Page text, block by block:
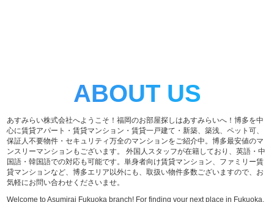
ABOUT US
あすみらい株式会社へようこそ！福岡のお部屋探しはあすみらいへ！博多を中
心に賃貸アパート・賃貸マンション・賃貸一戸建て・新築、築浅、ペット可、
保証人不要物件・セキュリティ万全のマンションをご紹介中。博多最安値のマ
ンスリーマンションもございます。 外国人スタッフが在籍しており、英語・中
国語・韓国語での対応も可能です。単身者向け賃貸マンション、ファミリー賃
貸マンションなど、博多エリア以外にも、取扱い物件多数ございますので、お
気軽にお問い合わせくださいませ。
Welcome to Asumirai Fukuoka branch! For finding your next place in Fukuoka,